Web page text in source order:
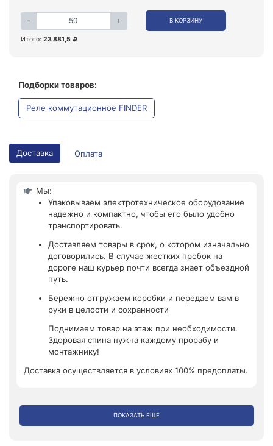
- + В КОРЗИНУ
Итого: 23 881,5
Подборки товаров:
Реле коммутационное FINDER
Доставка Оплата
Мы:
Упаковываем электротехническое оборудование
надежно и компактно, чтобы его было удобно
транспортировать.
Доставляем товары в срок, о котором изначально
договорились. В случае жестких пробок на
дороге наш курьер почти всегда знает объездной
путь.
Бережно отгружаем коробки и передаем вам в
руки в целости и сохранности
Поднимаем товар на этаж при необходимости.
Здоровая спина нужна каждому прорабу и
монтажнику!
Доставка осуществляется в условиях 100% предоплаты.
ПОКАЗАТЬ ЕЩЕ